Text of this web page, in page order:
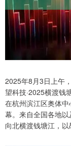
2025年8月3日上午
望科技·2025横渡钱
在杭州滨江区奥体
幕。来自全国各地
向北横渡钱塘江，以